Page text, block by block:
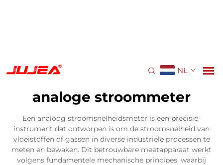
NL
analoge stroommeter
Een analoog stroomsnelheidsmeter is een precisie-
instrument dat ontworpen is om de stroomsnelheid van
vloeistoffen of gassen in diverse industriële processen te
meten en bewaken. Dit betrouwbare meetapparaat werkt
volgens fundamentele mechanische principes, waarbij